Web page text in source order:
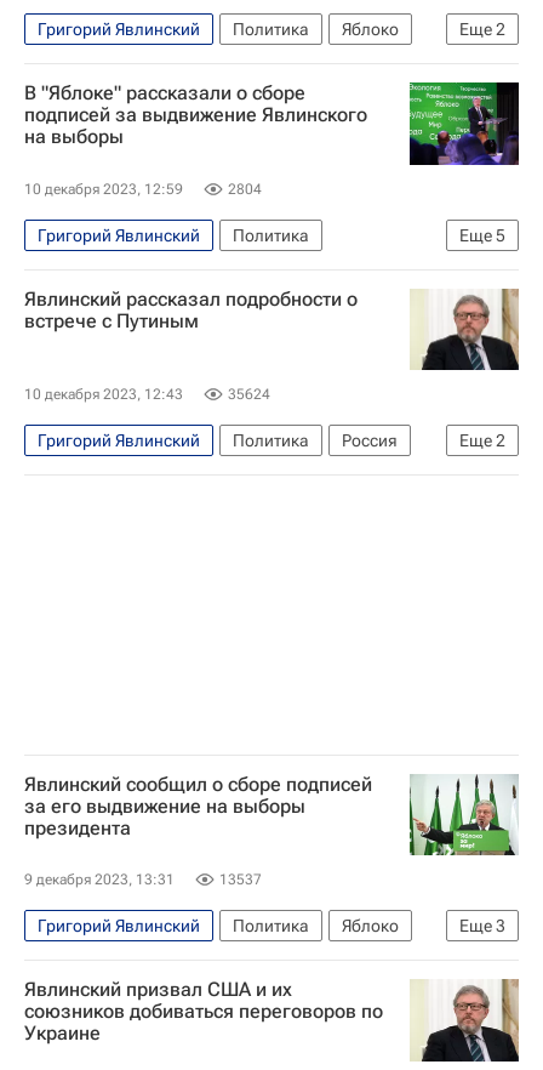
Еще2
Григорий Явлинский Политика
Яблоко
Выборы президента России — 2024
Россия
В "Яблоке" рассказали о сборе
подписей за выдвижение Явлинского
на выборы
10 декабря 2023, 12:59 2804
Еще5
Григорий Явлинский
Политика
Николай Рыбаков
Яблоко
Выборы
Россия
Выборы президента России — 2024
Явлинский рассказал подробности о
встрече с Путиным
10 декабря 2023, 12:43 35624
Еще2
Григорий Явлинский Политика
Россия
Владимир Путин
Яблоко
Явлинский сообщил о сборе подписей
за его выдвижение на выборы
президента
9 декабря 2023, 13:31 13537
Еще3
Григорий Явлинский Политика
Яблоко
Россия
Выборы
Выборы президента России — 2024
Явлинский призвал США и их
союзников добиваться переговоров по
Украине